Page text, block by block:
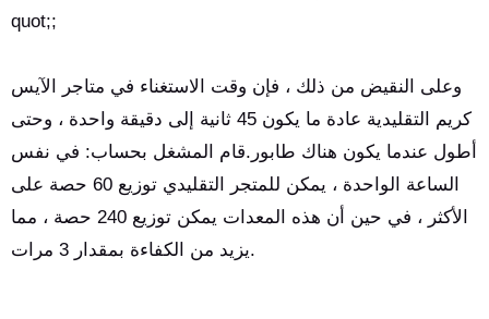
quot;;
وعلى النقيض من ذلك ، فإن وقت الاستغناء في متاجر الآيس
كريم التقليدية عادة ما يكون 45 ثانية إلى دقيقة واحدة ، وحتى
أطول عندما يكون هناك طابور.قام المشغل بحساب: في نفس
الساعة الواحدة ، يمكن للمتجر التقليدي توزيع 60 حصة على
الأكثر ، في حين أن هذه المعدات يمكن توزيع 240 حصة ، مما
يزيد من الكفاءة بمقدار 3 مرات.